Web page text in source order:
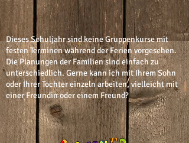
Dieses Schuljahr sind keine Gruppenkurse mit
festen Terminen während der Ferien vorgesehen.
Die Planungen der Familien sind einfach zu
unterschiedlich. Gerne kann ich mit Ihrem Sohn
oder Ihrer Tochter einzeln arbeiten, vielleicht mit
einer Freundin oder einem Freund?